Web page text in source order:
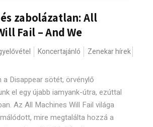
zabolázatlan: All
Fail – And We
Koncertajánló
Zenekar hírek
a Disappear sötét, örvénylő
el egy újabb iamyank-útra, ezúttal
Az All Machines Will Fail világa
mire megtalálta hozzá a